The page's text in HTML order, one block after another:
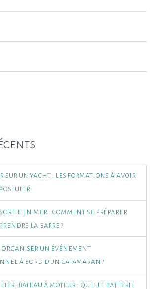
sur un yacht : les formations à avoir
en mer : comment se préparer
la barre ?
organiser un événement
à bord d’un catamaran ?
bateau à moteur : quelle batterie